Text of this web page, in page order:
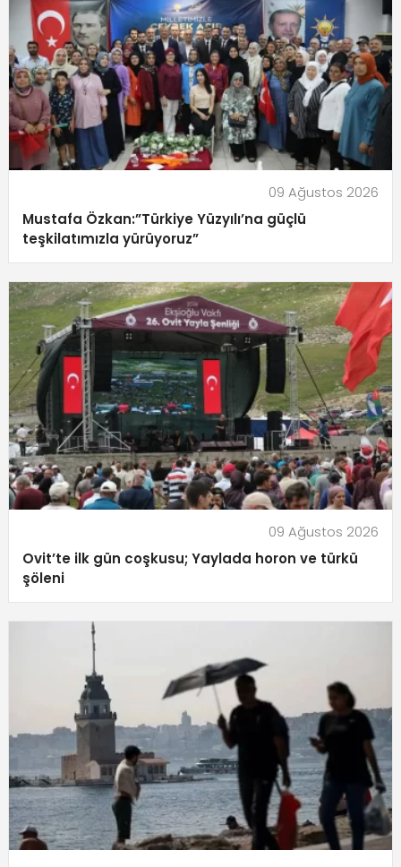
09 Ağustos 2026
Mustafa Özkan:”Türkiye Yüzyılı’na güçlü
teşkilatımızla yürüyoruz”
09 Ağustos 2026
Ovit’te ilk gün coşkusu; Yaylada horon ve türkü
şöleni